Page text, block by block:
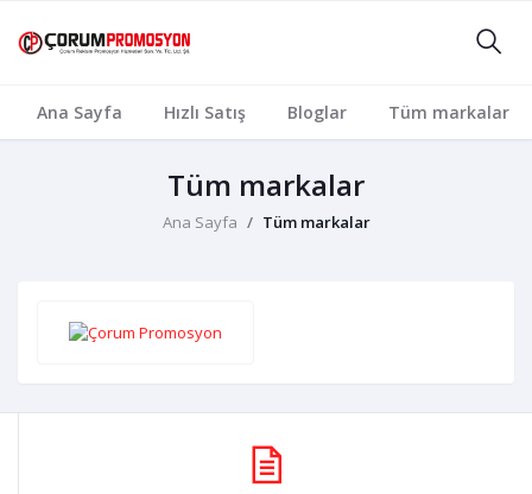
Ana Sayfa Hızlı Satış Bloglar Tüm markalar
Tüm markalar
Ana Sayfa Tüm markalar